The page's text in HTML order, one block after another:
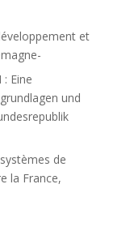
et
: Eine
und
de
la France,